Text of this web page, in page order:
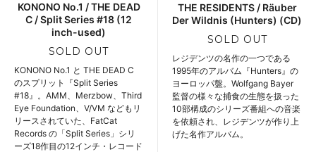
KONONO No.1 / THE DEAD
C / Split Series #18 (12
inch-used)
SOLD OUT
KONONO No.1 と THE DEAD C
のスプリット『Split Series
#18』。AMM、Merzbow、Third
Eye Foundation、V/VM などもリ
リースされていた、FatCat
Records の「Split Series」シリ
ーズ18作目の12インチ・レコード
THE RESIDENTS / Räuber
Der Wildnis (Hunters) (CD)
SOLD OUT
レジデンツの名作の一つである
1995年のアルバム『Hunters』の
ヨーロッパ盤。Wolfgang Bayer
監督の様々な捕食の生態を扱った
10部構成のシリーズ番組への音楽
を依頼され、レジデンツが作り上
げた名作アルバム。